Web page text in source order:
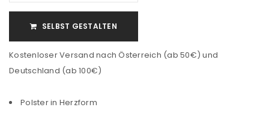
SELBST GESTALTEN
Kostenloser Versand nach Österreich (ab 50€) und
Deutschland (ab 100€)
Polster in Herzform